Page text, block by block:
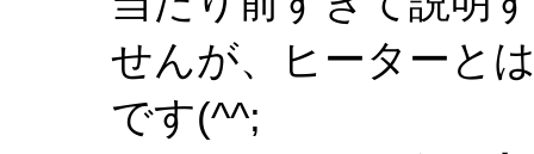
せんが、ヒーターと
です(^^;